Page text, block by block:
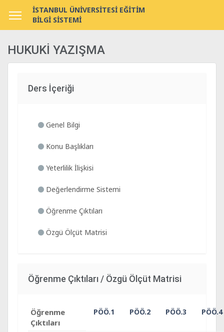
İSTANBUL ÜNİVERSİTESİ EĞİTİM
BİLGİ SİSTEMİ
HUKUKİ YAZIŞMA
Ders İçeriği
Genel Bilgi
Konu Başlıkları
Yeterlilik İlişkisi
Değerlendirme Sistemi
Öğrenme Çıktıları
Özgü Ölçüt Matrisi
Öğrenme Çıktıları / Özgü Ölçüt Matrisi
Öğrenme
Çıktıları
PÖÖ.1 PÖÖ.2 PÖÖ.3 PÖÖ.4